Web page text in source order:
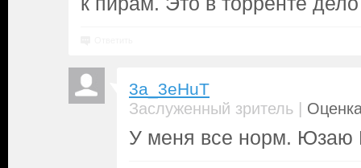
3a_3eHuT
Заслуженный зритель |
У меня все норм. Юзаю